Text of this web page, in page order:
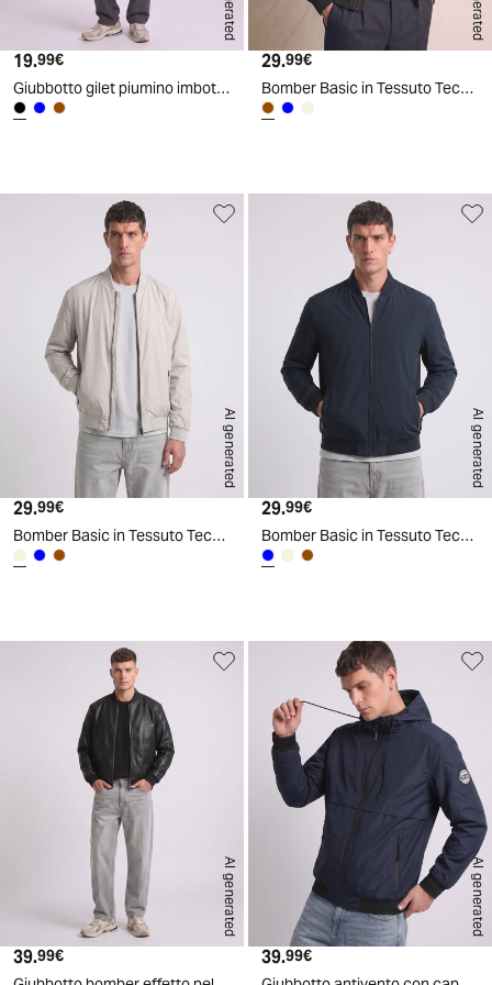
Prezzo attuale
19.99€
Giubbotto gilet piumino imbottito con cerniera - Nero
Prezzo attuale
29.99€
Bomber Basic in Tessuto Tecnico - Moro
AI generated
Prezzo attuale
29.99€
Bomber Basic in Tessuto Tecnico - Sabbia
AI generated
Prezzo attuale
29.99€
Bomber Basic in Tessuto Tecnico - Blu
AI generated
Prezzo attuale
39.99€
AI generated
Prezzo attuale
39.99€